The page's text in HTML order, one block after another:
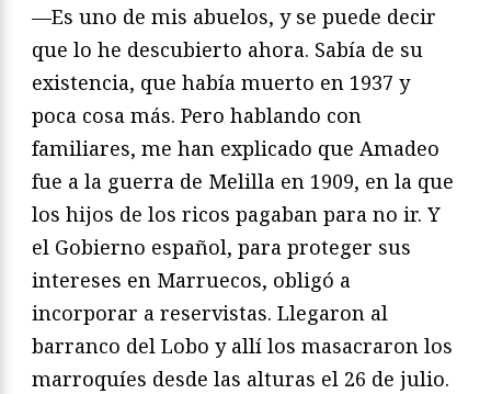
—Es uno de mis abuelos, y se puede decir
que lo he descubierto ahora. Sabía de su
existencia, que había muerto en 1937 y
poca cosa más. Pero hablando con
familiares, me han explicado que Amadeo
fue a la guerra de Melilla en 1909, en la que
los hijos de los ricos pagaban para no ir. Y
el Gobierno español, para proteger sus
intereses en Marruecos, obligó a
incorporar a reservistas. Llegaron al
barranco del Lobo y allí los masacraron los
marroquíes desde las alturas el 26 de julio.